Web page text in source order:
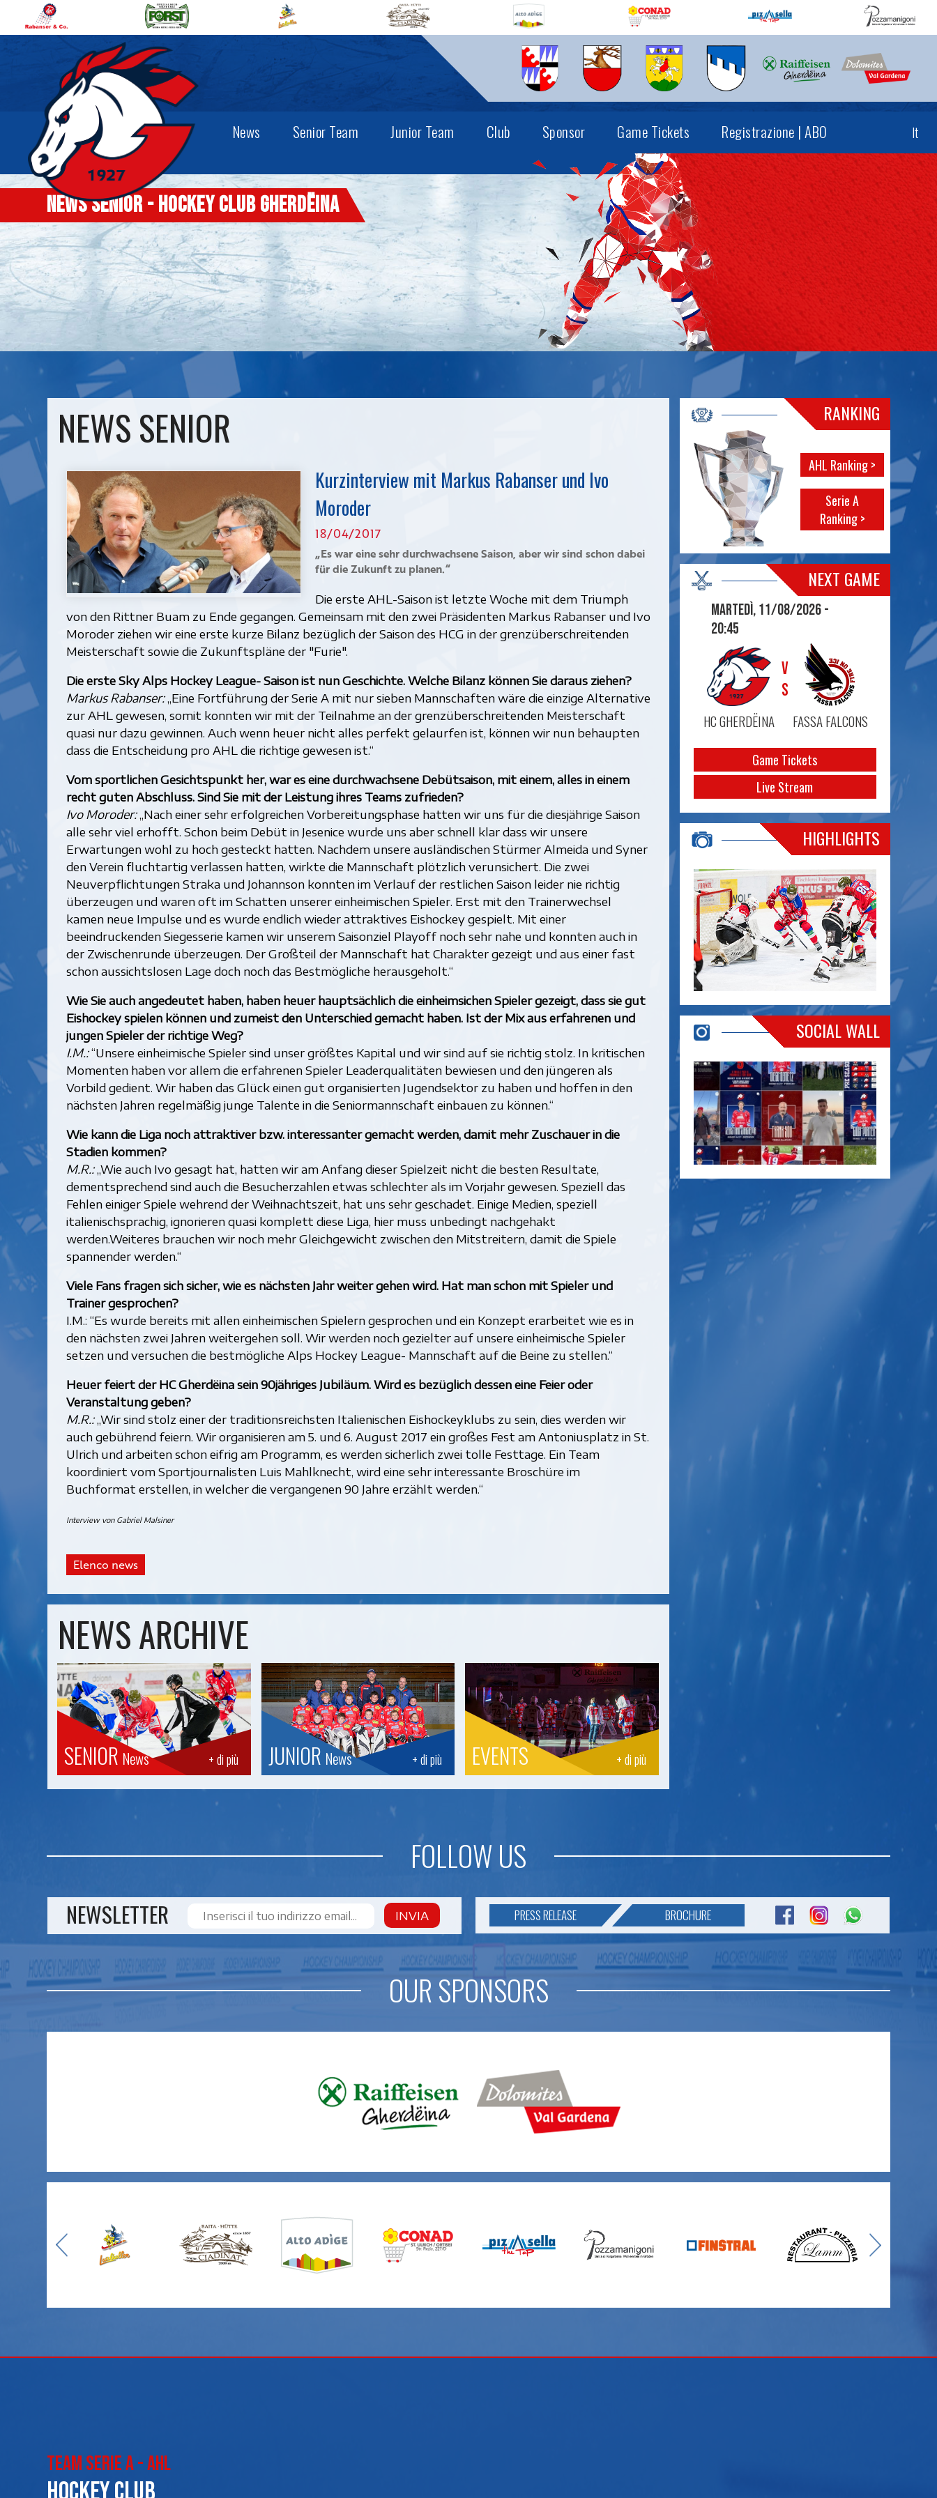
It
News Senior Team Junior Team Club Sponsor Game Tickets Registrazione | ABO
News senior - Hockey Club Gherdëina
NEWS SENIOR
Kurzinterview mit Markus Rabanser und Ivo
Moroder
18/04/2017
„Es war eine sehr durchwachsene Saison, aber wir sind schon dabei
für die Zukunft zu planen.“
Die erste AHL-Saison ist letzte Woche mit dem Triumph
von den Rittner Buam zu Ende gegangen. Gemeinsam mit den zwei Präsidenten Markus Rabanser und Ivo
Moroder ziehen wir eine erste kurze Bilanz bezüglich der Saison des HCG in der grenzüberschreitenden
Meisterschaft sowie die Zukunftspläne der "Furie".
Die erste Sky Alps Hockey League- Saison ist nun Geschichte. Welche Bilanz können Sie daraus ziehen?
Markus Rabanser:„Eine Fortführung der Serie A mit nur sieben Mannschaften wäre die einzige Alternative
zur AHL gewesen, somit konnten wir mit der Teilnahme an der grenzüberschreitenden Meisterschaft
quasi nur dazu gewinnen. Auch wenn heuer nicht alles perfekt gelaurfen ist, können wir nun behaupten
dass die Entscheidung pro AHL die richtige gewesen ist.“
Vom sportlichen Gesichtspunkt her, war es eine durchwachsene Debütsaison, mit einem, alles in einem
recht guten Abschluss. Sind Sie mit der Leistung ihres Teams zufrieden?
Ivo Moroder:„Nach einer sehr erfolgreichen Vorbereitungsphase hatten wir uns für die diesjährige Saison
alle sehr viel erhofft. Schon beim Debüt in Jesenice wurde uns aber schnell klar dass wir unsere
Erwartungen wohl zu hoch gesteckt hatten. Nachdem unsere ausländischen Stürmer Almeida und Syner
den Verein fluchtartig verlassen hatten, wirkte die Mannschaft plötzlich verunsichert. Die zwei
Neuverpflichtungen Straka und Johannson konnten im Verlauf der restlichen Saison leider nie richtig
überzeugen und waren oft im Schatten unserer einheimischen Spieler. Erst mit den Trainerwechsel
kamen neue Impulse und es wurde endlich wieder attraktives Eishockey gespielt. Mit einer
beeindruckenden Siegesserie kamen wir unserem Saisonziel Playoff noch sehr nahe und konnten auch in
der Zwischenrunde überzeugen. Der Großteil der Mannschaft hat Charakter gezeigt und aus einer fast
schon aussichtslosen Lage doch noch das Bestmögliche herausgeholt.“
Wie Sie auch angedeutet haben, haben heuer hauptsächlich die einheimsichen Spieler gezeigt, dass sie gut
Eishockey spielen können und zumeist den Unterschied gemacht haben. Ist der Mix aus erfahrenen und
jungen Spieler der richtige Weg?
I.M.:“Unsere einheimische Spieler sind unser größtes Kapital und wir sind auf sie richtig stolz. In kritischen
Momenten haben vor allem die erfahrenen Spieler Leaderqualitäten bewiesen und den jüngeren als
Vorbild gedient. Wir haben das Glück einen gut organisierten Jugendsektor zu haben und hoffen in den
nächsten Jahren regelmäßig junge Talente in die Seniormannschaft einbauen zu können.“
Wie kann die Liga noch attraktiver bzw. interessanter gemacht werden, damit mehr Zuschauer in die
Stadien kommen?
M.R.:„Wie auch Ivo gesagt hat, hatten wir am Anfang dieser Spielzeit nicht die besten Resultate,
dementsprechend sind auch die Besucherzahlen etwas schlechter als im Vorjahr gewesen. Speziell das
Fehlen einiger Spiele wehrend der Weihnachtszeit, hat uns sehr geschadet. Einige Medien, speziell
italienischsprachig, ignorieren quasi komplett diese Liga, hier muss unbedingt nachgehakt
werden.Weiteres brauchen wir noch mehr Gleichgewicht zwischen den Mitstreitern, damit die Spiele
spannender werden.“
Viele Fans fragen sich sicher, wie es nächsten Jahr weiter gehen wird. Hat man schon mit Spieler und
Trainer gesprochen?
I.M.: “Es wurde bereits mit allen einheimischen Spielern gesprochen und ein Konzept erarbeitet wie es in
den nächsten zwei Jahren weitergehen soll. Wir werden noch gezielter auf unsere einheimische Spieler
setzen und versuchen die bestmögliche Alps Hockey League- Mannschaft auf die Beine zu stellen.“
Heuer feiert der HC Gherdëina sein 90jähriges Jubiläum. Wird es bezüglich dessen eine Feier oder
Veranstaltung geben?
M.R.:„Wir sind stolz einer der traditionsreichsten Italienischen Eishockeyklubs zu sein, dies werden wir
auch gebührend feiern. Wir organisieren am 5. und 6. August 2017 ein großes Fest am Antoniusplatz in St.
Ulrich und arbeiten schon eifrig am Programm, es werden sicherlich zwei tolle Festtage. Ein Team
koordiniert vom Sportjournalisten Luis Mahlknecht, wird eine sehr interessante Broschüre im
Buchformat erstellen, in welcher die vergangenen 90 Jahre erzählt werden.“
Interview von Gabriel Malsiner
Elenco news
NEWS ARCHIVE
+ di più
SENIOR News + di più
JUNIOR News + di più
EVENTS
RANKING
AHL Ranking >
Serie A
Ranking >
NEXT GAME
Martedì, 11/08/2026 -
20:45
HC GHERDËINA
VS
FASSA FALCONS
Game Tickets
Live Stream
HIGHLIGHTS
SOCIAL WALL
FOLLOW US
NEWSLETTER INVIA PRESS RELEASE BROCHURE
OUR SPONSORS
Team Serie A - AHL